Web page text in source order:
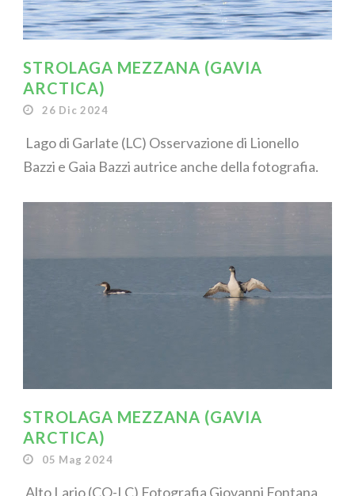
STROLAGA MEZZANA (GAVIA
ARCTICA)
26 Dic 2024
Lago di Garlate (LC) Osservazione di Lionello
Bazzi e Gaia Bazzi autrice anche della fotografia.
STROLAGA MEZZANA (GAVIA
ARCTICA)
05 Mag 2024
Alto Lario (CO-LC) Fotografia Giovanni Fontana